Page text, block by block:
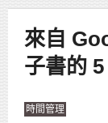
來自
子書的
時間管理